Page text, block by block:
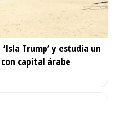
Trump’ y estudia un
capital árabe